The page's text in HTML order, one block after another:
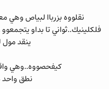
نقلووه بزرباا لبياص وهي
فلكلينيك..ثواني تا بداو
ينقد
كيفحصووه..وهي
نطق واحد